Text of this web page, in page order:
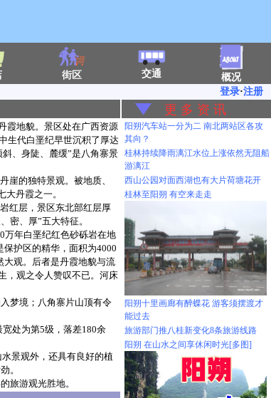
街区 交通
概况
登录·注册
霞地貌。景区处在广西资源
生代白垩纪早世沉积了厚达
、身陡、麓缓”是八角寨景
的独特景观。被地质、
丹霞之一。
红层，景区东北部红层厚
密、厚”五大特征。
年白垩纪红色砂砾岩在地
护区的精华，面积为4000
观。后者是丹霞地貌与流
，观之令人赞叹不已。河床
梦境；八角寨片山顶有令
处为第5级，落差180余
景观外，还具有良好的植
。
旅游观光胜地。
更 多 资 讯
阳朔汽车站一分为二 南北两站区各攻
其向？
桂林持续降雨漓江水位上涨依然无阻船
游漓江
西山公园对面西湖也有大片荷塘花开
桂林至阳朔 有空来走走
阳朔十里画廊有醉蝶花 游客须摆渡才
能过去
旅游部门推八桂新变化8条旅游线路
阳朔 在山水之间享休闲时光[多图]